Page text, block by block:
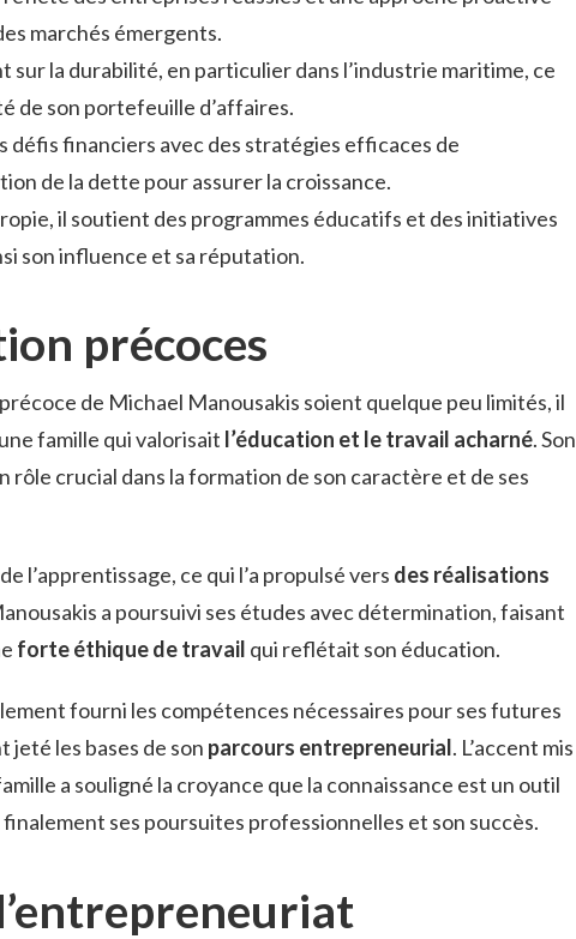
marchés émergents.
sur la durabilité, en particulier dans l’industrie maritime, ce
de son portefeuille d’affaires.
défis financiers avec des stratégies efficaces de
de la dette pour assurer la croissance.
il soutient des programmes éducatifs et des initiatives
son influence et sa réputation.
précoces
de Michael Manousakis soient quelque peu limités, il
famille qui valorisait l’éducation et le travail acharné. Son
rôle crucial dans la formation de son caractère et de ses
l’apprentissage, ce qui l’a propulsé vers des réalisations
a poursuivi ses études avec détermination, faisant
forte éthique de travail qui reflétait son éducation.
fourni les compétences nécessaires pour ses futures
jeté les bases de son parcours entrepreneurial. L’accent mis
a souligné la croyance que la connaissance est un outil
ses poursuites professionnelles et son succès.